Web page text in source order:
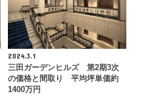
2024.3.1
三田ガーデンヒルズ 第2期3次
の価格と間取り 平均坪単価約
1400万円